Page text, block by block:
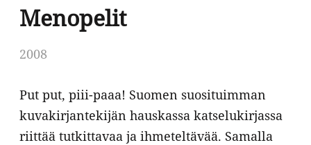
Menopelit
2008
Put put, piii-paaa! Suomen suosituimman
kuvakirjantekijän hauskassa katselukirjassa
riittää tutkittavaa ja ihmeteltävää. Samalla